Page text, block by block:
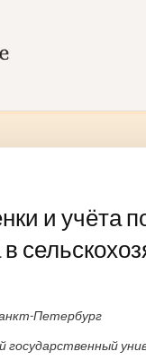
и учёта
в
Петербург
государственный